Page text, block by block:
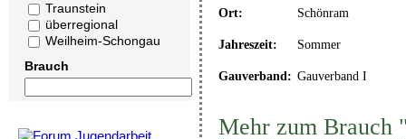
Traunstein
überregional
Weilheim-Schongau
Brauch
Ort: Schönram
Jahreszeit: Sommer
Gauverband: Gauverband I
Mehr zum Brauch